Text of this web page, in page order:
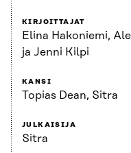
KIRJOITTAJAT
Elina Hakoniemi,
ja Jenni Kilpi
KANSI
Topias Dean, Sitra
JULKAISIJA
Sitra